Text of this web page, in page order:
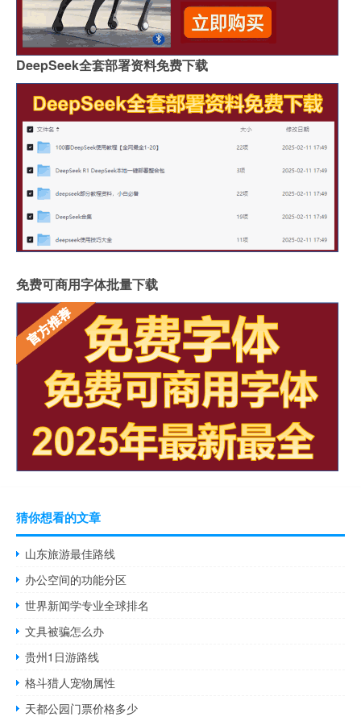
DeepSeek全套部署资料免费下载
免费可商用字体批量下载
猜你想看的文章
山东旅游最佳路线
办公空间的功能分区
世界新闻学专业全球排名
文具被骗怎么办
贵州1日游路线
格斗猎人宠物属性
天都公园门票价格多少